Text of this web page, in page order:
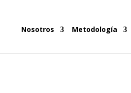
Nosotros Metodología